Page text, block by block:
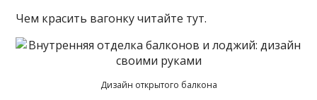
Чем красить вагонку читайте тут.
Дизайн открытого балкона